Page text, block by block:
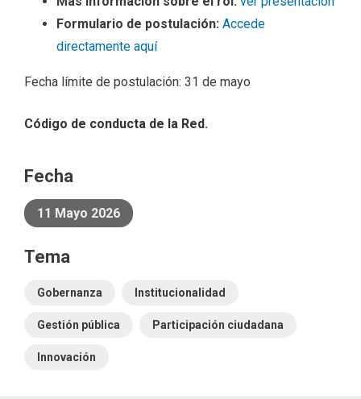
Formulario de postulación: Accede
directamente aquí
Fecha límite de postulación: 31 de mayo
Código de conducta de la Red.
Fecha
11 Mayo 2026
Tema
Gobernanza Institucionalidad
Gestión pública Participación ciudadana
Innovación